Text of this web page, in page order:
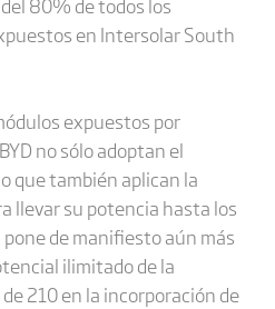
en Intersolar South
expuestos por
no sólo adoptan el
que también aplican la
llevar su potencia hasta los
de manifiesto aún más
ilimitado de la
210 en la incorporación de